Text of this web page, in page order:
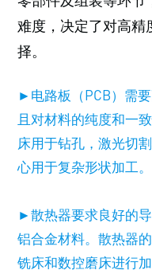
难度，决定了对高精
择。
►电路板（PCB）需
且对材料的纯度和一
床用于钻孔，激光切
心用于复杂形状加工。
►散热器要求良好的
铝合金材料。散热器
铣床和数控磨床进行加